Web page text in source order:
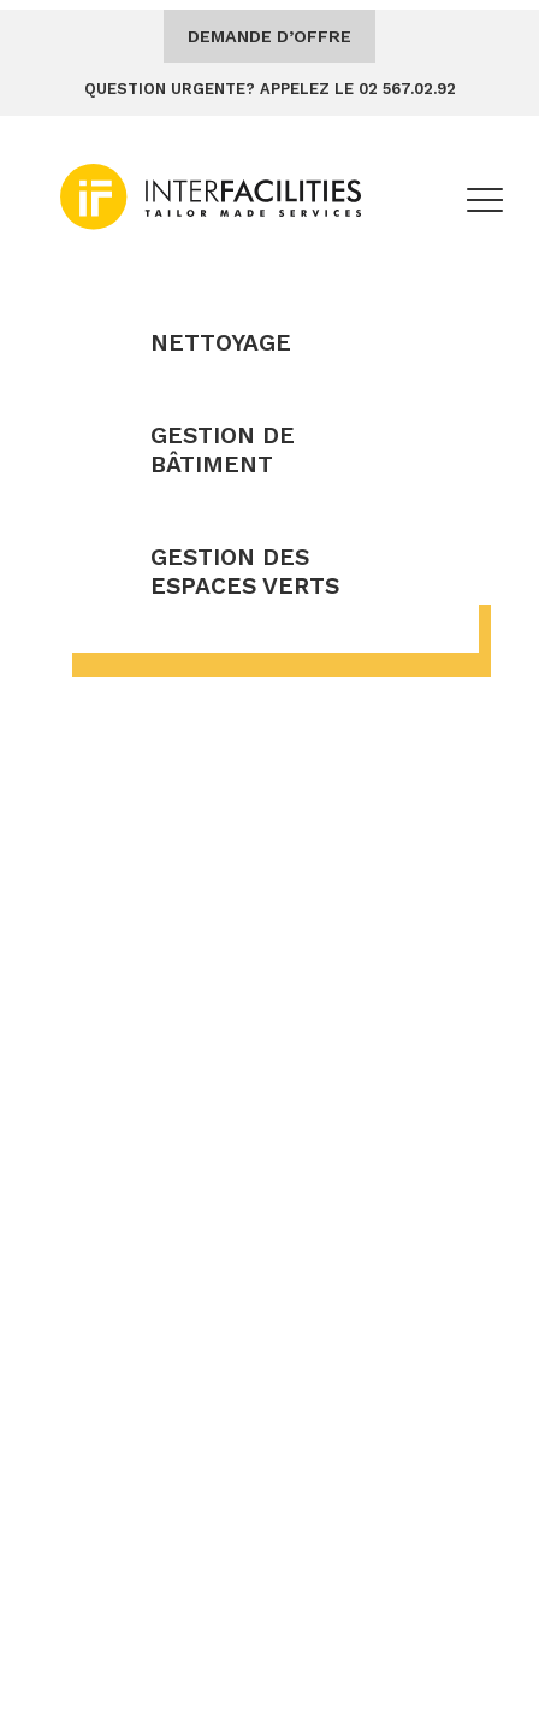
QUESTION URGENTE? APPELEZ LE 02 567.02.92
DEMANDE D’OFFRE
NETTOYAGE
GESTION DE
BÂTIMENT
GESTION DES
ESPACES VERTS